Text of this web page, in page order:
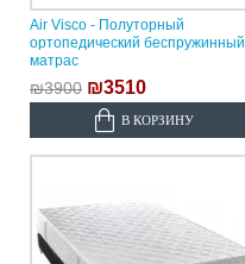
Air Visco - Полуторный
ортопедический беспружинный
матрас
₪3900 ₪3510
В КОРЗИНУ